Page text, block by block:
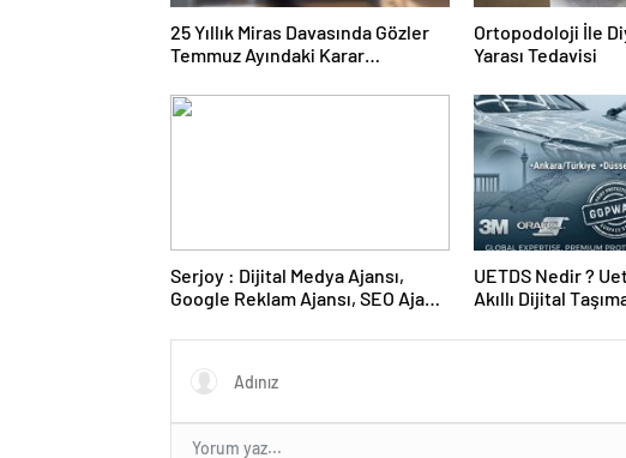
25 Yıllık Miras Davasında Gözler
Temmuz Ayındaki Karar
Ortopodoloji İle
Yarası Tedavisi
Serjoy : Dijital Medya Ajansı,
Google Reklam Ajansı, SEO Ajansı
UETDS Nedir ?
Akıllı Dijital